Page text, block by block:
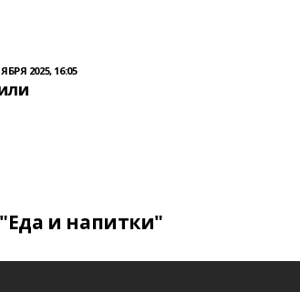
2025, 16:05
и напитки"